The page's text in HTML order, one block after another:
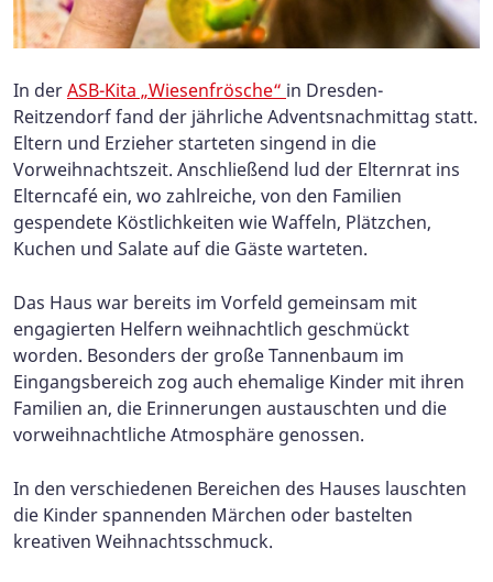
In derASB-Kita „Wiesenfrösche“ in Dresden-
Reitzendorf fand der jährliche Adventsnachmittag statt.
Eltern und Erzieher starteten singend in die
Vorweihnachtszeit. Anschließend lud der Elternrat ins
Elterncafé ein, wo zahlreiche, von den Familien
gespendete Köstlichkeiten wie Waffeln, Plätzchen,
Kuchen und Salate auf die Gäste warteten.
Das Haus war bereits im Vorfeld gemeinsam mit
engagierten Helfern weihnachtlich geschmückt
worden. Besonders der große Tannenbaum im
Eingangsbereich zog auch ehemalige Kinder mit ihren
Familien an, die Erinnerungen austauschten und die
vorweihnachtliche Atmosphäre genossen.
In den verschiedenen Bereichen des Hauses lauschten
die Kinder spannenden Märchen oder bastelten
kreativen Weihnachtsschmuck.